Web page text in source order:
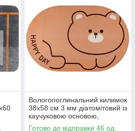
Вологопоглинальний килимок
38x58 см 3 мм діатомітовий із
каучуковою основою,
Килимок для ванної Різні
Готово до відправки 46 од.